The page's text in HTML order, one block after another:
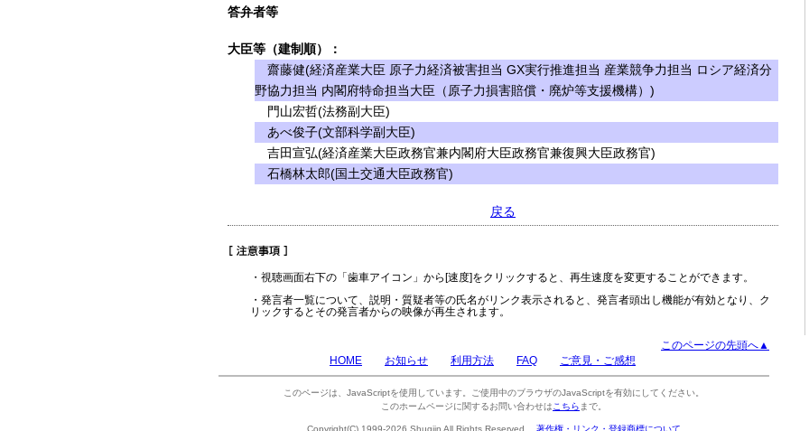
答弁者等
大臣等（建制順）：
齋藤健(経済産業大臣 原子力経済被害担当 GX実行推進担当 産業競争力担当 ロシア経済分
野協力担当 内閣府特命担当大臣（原子力損害賠償・廃炉等支援機構）)
門山宏哲(法務副大臣)
あべ俊子(文部科学副大臣)
吉田宣弘(経済産業大臣政務官兼内閣府大臣政務官兼復興大臣政務官)
石橋林太郎(国土交通大臣政務官)
戻る
・視聴画面右下の「歯車アイコン」から[速度]をクリックすると、再生速度を変更することができます。
・発言者一覧について、説明・質疑者等の氏名がリンク表示されると、発言者頭出し機能が有効となり、ク
リックするとその発言者からの映像が再生されます。
このページの先頭へ▲
HOME
お知らせ 利用方法 FAQ ご意見・ご感想
このページは、JavaScriptを使用しています。ご使用中のブラウザのJavaScriptを有効にしてください。
このホームページに関するお問い合わせは こちら まで。
Copyright(C) 1999-2026 Shugiin All Rights Reserved. 著作権・リンク・登録商標について